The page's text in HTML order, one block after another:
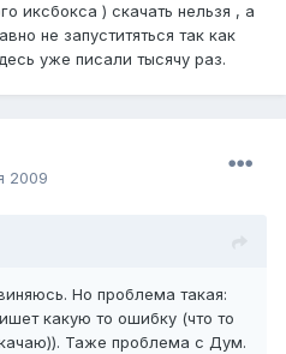
иксбокса ) скачать нельзя , а
не запуститяться так как
уже писали тысячу раз.
2009
Но проблема такая:
какую то ошибку (что то
Таже проблема с Дум.